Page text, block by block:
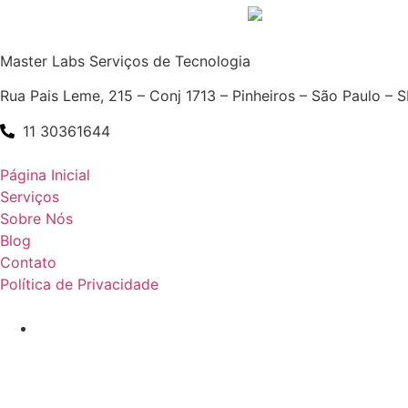
Master Labs Serviços de Tecnologia
Rua Pais Leme, 215 – Conj 1713 – Pinheiros – São Paulo –
11 30361644
Página Inicial
Serviços
Sobre Nós
Blog
Contato
Política de Privacidade